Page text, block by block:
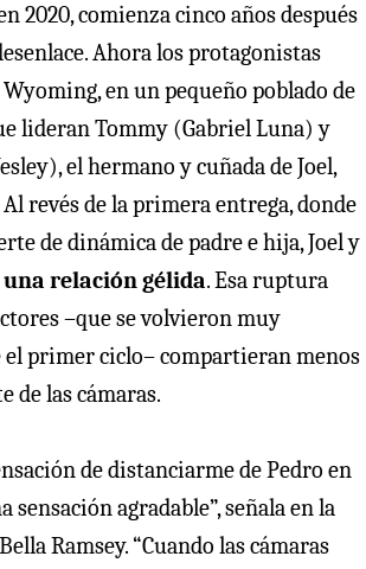
2020, comienza cinco años después
Ahora los protagonistas
en un pequeño poblado de
lideran Tommy (Gabriel Luna) y
el hermano y cuñada de Joel,
revés de la primera entrega, donde
de dinámica de padre e hija, Joel y
relación gélida. Esa ruptura
–que se volvieron muy
el primer ciclo– compartieran menos
de las cámaras.
de distanciarme de Pedro en
sensación agradable”, señala en la
Ramsey. “Cuando las cámaras